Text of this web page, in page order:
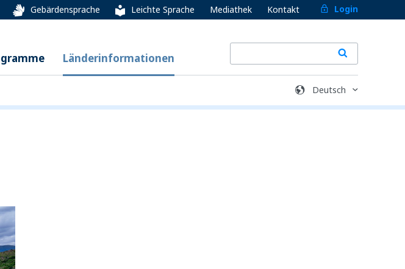
Gebärdensprache Leichte Sprache Mediathek Kontakt Login
Länderinformationen